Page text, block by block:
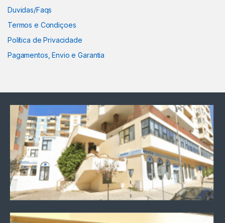
Duvidas/Faqs
Termos e Condiçoes
Política de Privacidade
Pagamentos, Envio e Garantia